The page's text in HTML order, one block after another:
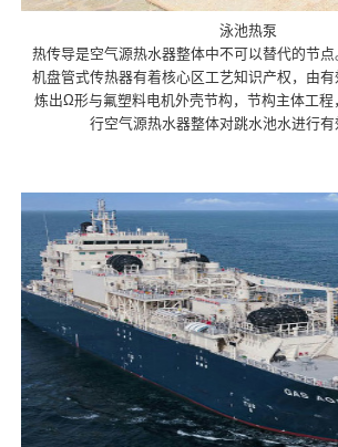
泳池热泵
热传导是空气源热水器整体中不可以替代的节
机盘管式传热器有着核心区工艺知识产权，由
炼出Ω形与氟塑料电机外壳节构，节构主体工程
行空气源热水器整体对跳水池水进行有